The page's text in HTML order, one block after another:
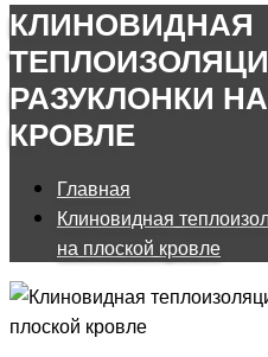
КЛИНОВИДНАЯ
РАЗУКЛОНКИ
КРОВЛЕ
Главная
Клиновидная
на плоской кровле